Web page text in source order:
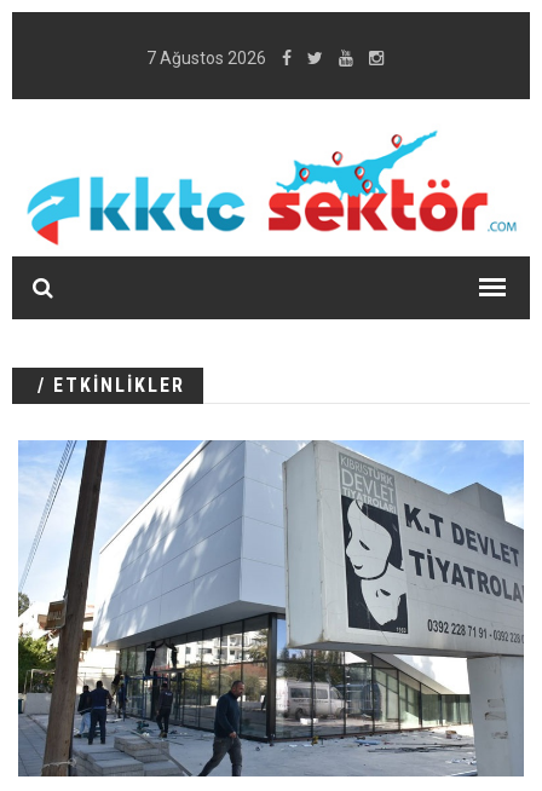
7 Ağustos 2026
/ ETKİNLİKLER